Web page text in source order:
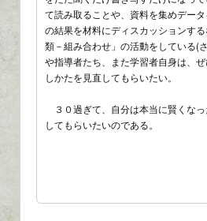
て読み取ることや、資料を集めデー
の結果を材料にディスカッションす
類－組み合わせ」の活動をしている(
や指導者たち、また学習者自身は、
しかたを見直してもらいたい。
３０過ぎて、自分は本当に賢くな
してもらいたいのである。